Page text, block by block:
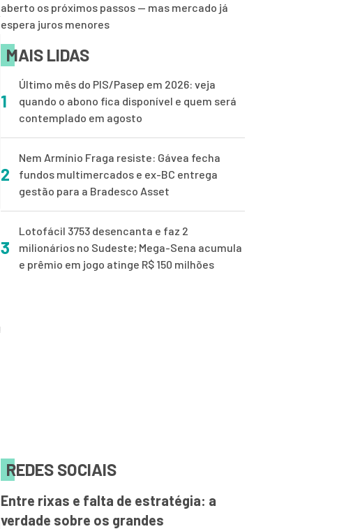
aberto os próximos passos — mas mercado já
espera juros menores
MAIS LIDAS
1
Último mês do PIS/Pasep em 2026: veja
quando o abono fica disponível e quem será
contemplado em agosto
2
Nem Armínio Fraga resiste: Gávea fecha
fundos multimercados e ex-BC entrega
gestão para a Bradesco Asset
3
Lotofácil 3753 desencanta e faz 2
milionários no Sudeste; Mega-Sena acumula
e prêmio em jogo atinge R$ 150 milhões
REDES SOCIAIS
Entre rixas e falta de estratégia: a
verdade sobre os grandes